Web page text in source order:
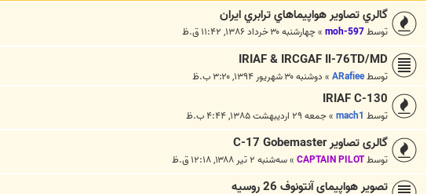
گالري تصاوير هواپيماهاي ترابري ايران
توسطmoh-597
»چهارشنبه ۳۰ خرداد ۱۳۸۶, ۱۱:۴۲ ق.ظ
IRIAF & IRCGAF Il-76TD/MD
توسطARafiee
» دوشنبه ۳۰ شهریور ۱۳۹۴, ۳:۲۰ ب.ظ
IRIAF C-130
توسط mach1
»جمعه ۲۹ اردیبهشت ۱۳۸۵, ۴:۴۴ ب.ظ
گالری تصاویر C-17 Gobemaster
توسطCAPTAIN PILOT
»سه‌شنبه ۲ تیر ۱۳۸۸, ۱۲:۱۸ ق.ظ
تصویر هواپیمای آنتونوف 26 روسیه